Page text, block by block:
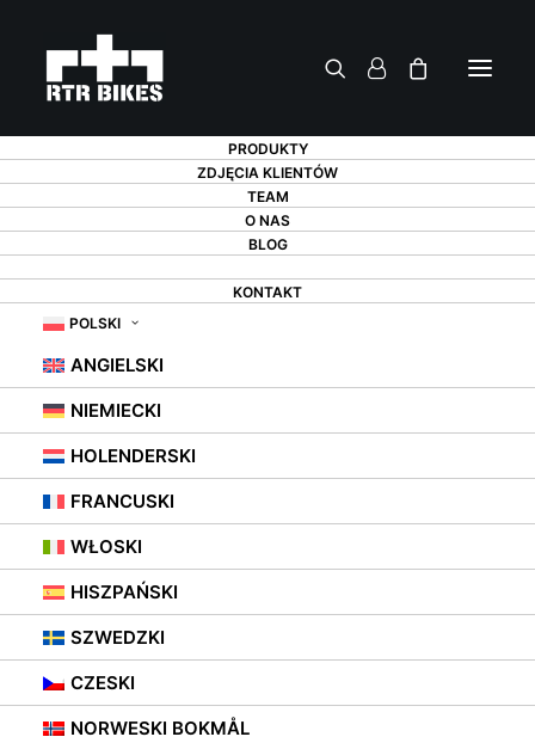
PRODUKTY
ZDJĘCIA KLIENTÓW
TEAM
O NAS
BLOG
KONTAKT
POLSKI
ANGIELSKI
NIEMIECKI
HOLENDERSKI
FRANCUSKI
WŁOSKI
HISZPAŃSKI
SZWEDZKI
CZESKI
NORWESKI BOKMÅL
RTR BIKES – B2B
ZOSTAŃ AUTORYZOWANYM
DEALEREM